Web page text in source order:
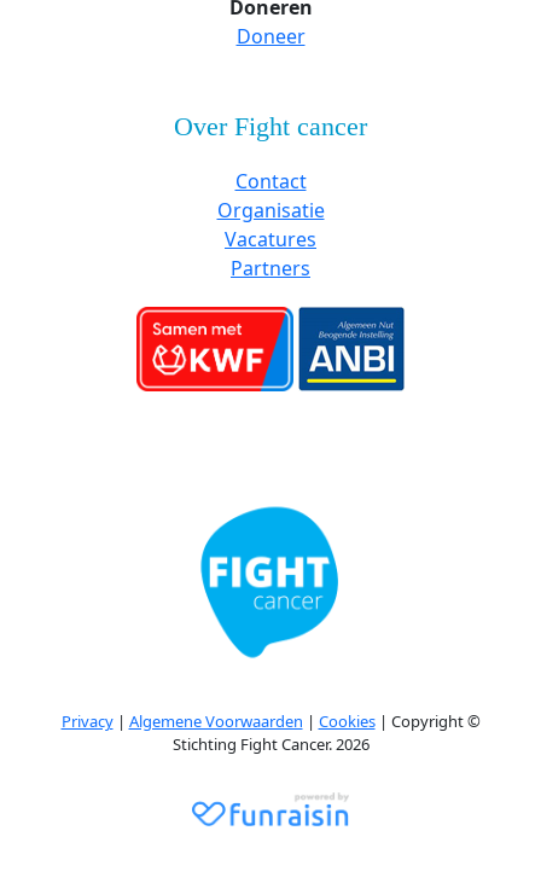
Doneren
Doneer
Over Fight cancer
Contact
Organisatie
Vacatures
Partners
Privacy| Algemene Voorwaarden | Cookies| Copyright ©
Stichting Fight Cancer. 2026